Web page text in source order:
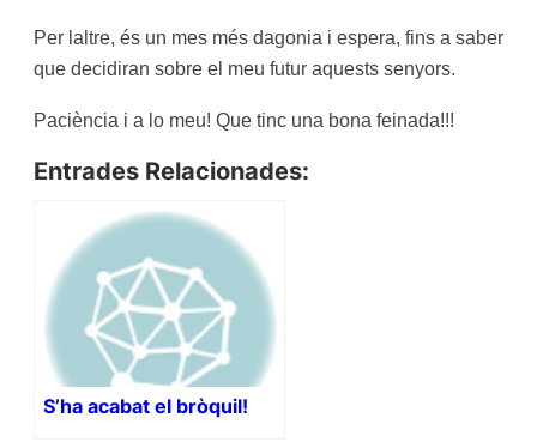
Per laltre, és un mes més dagonia i espera, fins a saber
que decidiran sobre el meu futur aquests senyors.
Paciència i a lo meu! Que tinc una bona feinada!!!
Entrades Relacionades:
S’ha acabat el bròquil!